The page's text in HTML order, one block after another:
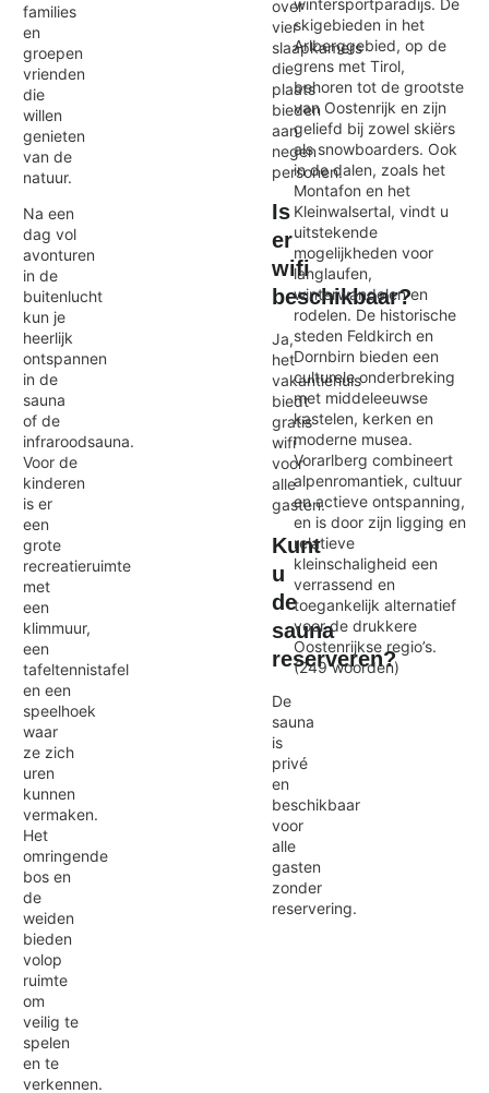
families
en
groepen
vrienden
die
willen
genieten
van de
natuur.
Na een
dag vol
avonturen
in de
buitenlucht
kun je
heerlijk
ontspannen
in de
sauna
of de
infraroodsauna.
Voor de
kinderen
is er
een
grote
recreatieruimte
met
een
klimmuur,
een
tafeltennistafel
en een
speelhoek
waar
ze zich
uren
kunnen
vermaken.
Het
omringende
bos en
de
weiden
bieden
volop
ruimte
om
veilig te
spelen
en te
verkennen.
over
vier
slaapkamers
die
plaats
bieden
aan
negen
personen.
Is
er
wifi
beschikbaar?
Ja,
het
vakantiehuis
biedt
gratis
wifi
voor
alle
gasten.
Kunt
u
de
sauna
reserveren?
De
sauna
is
privé
en
beschikbaar
voor
alle
gasten
zonder
reservering.
wintersportparadijs. De
skigebieden in het
Arlberggebied, op de
grens met Tirol,
behoren tot de grootste
van Oostenrijk en zijn
geliefd bij zowel skiërs
als snowboarders. Ook
in de dalen, zoals het
Montafon en het
Kleinwalsertal, vindt u
uitstekende
mogelijkheden voor
langlaufen,
winterwandelen en
rodelen. De historische
steden Feldkirch en
Dornbirn bieden een
culturele onderbreking
met middeleeuwse
kastelen, kerken en
moderne musea.
Vorarlberg combineert
alpenromantiek, cultuur
en actieve ontspanning,
en is door zijn ligging en
relatieve
kleinschaligheid een
verrassend en
toegankelijk alternatief
voor de drukkere
Oostenrijkse regio’s.
(249 woorden)